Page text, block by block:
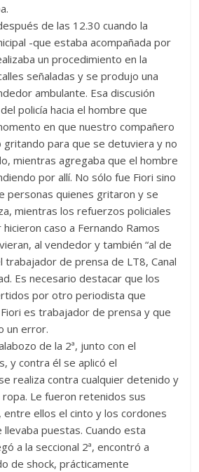
de las 12.30 cuando la
-que estaba acompañada por
un procedimiento en la
señaladas y se produjo una
ambulante. Esa discusión
policía hacia el hombre que
en que nuestro compañero
gritando para que se detuviera y no
mientras agregaba que el hombre
por allí. No sólo fue Fiori sino
personas quienes gritaron y se
mientras los refuerzos policiales
caso a Fernando Ramos
al vendedor y también “al de
trabajador de prensa de LT8, Canal
Es necesario destacar que los
por otro periodista que
es trabajador de prensa y que
un error.
de la 2ª, junto con el
y contra él se aplicó el
realiza contra cualquier detenido y
Le fueron retenidos sus
ellos el cinto y los cordones
puestas. Cuando esta
a la seccional 2ª, encontró a
de shock, prácticamente